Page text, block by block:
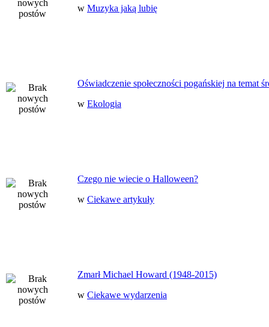
w Muzyka jaką lubię
Oświadczenie społeczności pogańskiej na temat
w Ekologia
Czego nie wiecie o Halloween?
w Ciekawe artykuły
Zmarł Michael Howard (1948-2015)
w Ciekawe wydarzenia